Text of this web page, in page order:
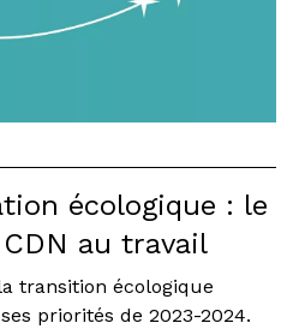
écologique : le
au travail
transition écologique
priorités de 2023-2024.